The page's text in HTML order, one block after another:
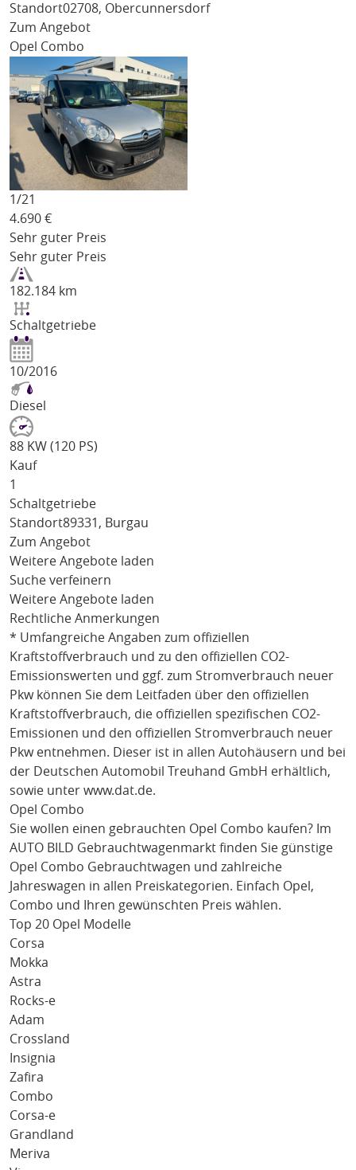
Standort02708, Obercunnersdorf
Zum Angebot
Opel Combo
1/21
4.690 €
Sehr guter Preis
Sehr guter Preis
182.184 km
Schaltgetriebe
10/2016
Diesel
88 KW (120 PS)
Kauf
1
Schaltgetriebe
Standort89331, Burgau
Zum Angebot
Weitere Angebote laden
Suche verfeinern
Weitere Angebote laden
Rechtliche Anmerkungen
* Umfangreiche Angaben zum offiziellen
Kraftstoffverbrauch und zu den offiziellen CO2-
Emissionswerten und ggf. zum Stromverbrauch neuer
Pkw können Sie dem Leitfaden über den offiziellen
Kraftstoffverbrauch, die offiziellen spezifischen CO2-
Emissionen und den offiziellen Stromverbrauch neuer
Pkw entnehmen. Dieser ist in allen Autohäusern und bei
der Deutschen Automobil Treuhand GmbH erhältlich,
sowie unter www.dat.de.
Opel Combo
Sie wollen einen gebrauchten Opel Combo kaufen? Im
AUTO BILD Gebrauchtwagenmarkt finden Sie günstige
Opel Combo Gebrauchtwagen und zahlreiche
Jahreswagen in allen Preiskategorien. Einfach Opel,
Combo und Ihren gewünschten Preis wählen.
Top 20 Opel Modelle
Corsa
Mokka
Astra
Rocks-e
Adam
Crossland
Insignia
Zafira
Combo
Corsa-e
Grandland
Meriva